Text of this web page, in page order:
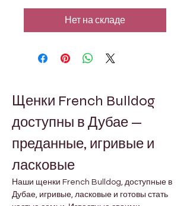
Нет на складе
Щенки French Bulldog
доступны в Дубае —
преданные, игривые и
ласковые
Наши щенки French Bulldog, доступные в
Дубае, игривые, ласковые и готовы стать